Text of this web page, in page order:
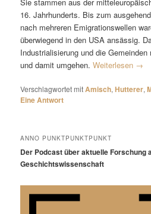
16. Jahrhunderts. Bis zum
nach mehreren Emigrationswellen
überwiegend in den USA ansässig.
Industrialisierung und die
und damit umgehen.Weiterlesen →
Verschlagwortet mitAmisch,Hutterer,
EineAntwort
ANNO PUNKTPUNKTPUNKT
Der Podcast über aktuelle Forschung
Geschichtswissenschaft